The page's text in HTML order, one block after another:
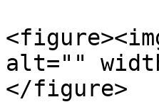
alt=""
</figure>